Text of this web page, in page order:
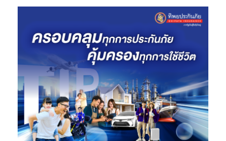
พิเศษจาก AIS PLAY เป็นแพ็กเกจรับชมฟุตบอล Premier League
AIS eSports S Series Thailand Championship 2026 by Dutch
Mill จึงนับเป็นอีกก้าวสำคัญของการยกระดับอีสปอร์ตระดับ
มัธยมศึกษาของไทย จากเวทีการแข่งขันสู่ระบบนิเวศที่เชื่อมโยง
เยาวชน โรงเรียน ภาครัฐ ภาคเอกชน สื่อ แพลตฟอร์ม และคอมมูนิตี้
เกมเมอร์เข้าด้วยกันอย่างครบวงจร พร้อมตอกย้ำเป้าหมายของ AIS
ในการสร้างเวทีอีสปอร์ตระดับประเทศที่เข้าถึงเยาวชนทั่วไทย และ
ผลักดันนักกีฬาอีสปอร์ตหน้าใหม่ให้ก้าวสู่อนาคตได้อย่างมั่นใจ
โรงเรียนและนักเรียนที่สนใจสามารถติดตามรายละเอียดการรับสมัคร